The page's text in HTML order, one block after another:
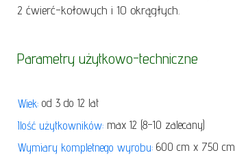
Parametry użytkowo-techniczne
2 ćwierć-kołowych i 10 okrągłych.
Wiek: od 3 do 12 lat
Ilość użytkowników: max 12 (8–10 zalecany)
Wymiary kompletnego wyrobu: 600 cm x 750 cm